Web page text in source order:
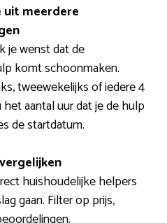
uit meerdere
je wenst dat de
komt schoonmaken.
tweewekelijks of iedere 4
aantal uur dat je de hulp
de startdatum.
huishoudelijke helpers
gaan. Filter op prijs,